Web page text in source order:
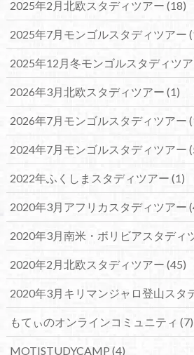
2025年2月北欧スタディツアー (18)
2025年7月モンゴルスタディツアー
2025年12月冬モンゴルスタディツ
2026年3月北欧スタディツアー (1)
2026年7月モンゴルスタディツアー
2024年7月モンゴルスタディツアー
2022年ふくしまスタディツアー (1)
2020年3月アフリカスタディツアー
2020年3月南米・ボリビアスタディ
2020年2月北欧スタディツアー (45)
2020年3月キリマンジャロ登山スタ
もてぃのオンラインコミュニティ (7)
MOTISTUDYCAMP (4)